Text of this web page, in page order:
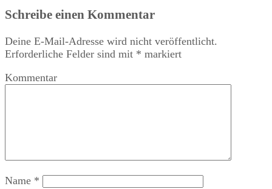
Schreibe einen Kommentar
Deine E-Mail-Adresse wird nicht veröffentlicht.
Erforderliche Felder sind mit * markiert
Kommentar
Name *